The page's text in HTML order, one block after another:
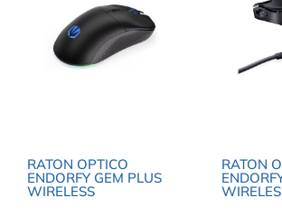
RATON OPTICO
ENDORFY GEM PLUS
WIRELESS
RATON